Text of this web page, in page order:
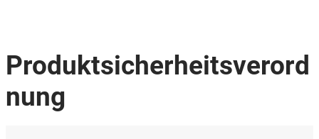
Produktsicherheitsverord
nung